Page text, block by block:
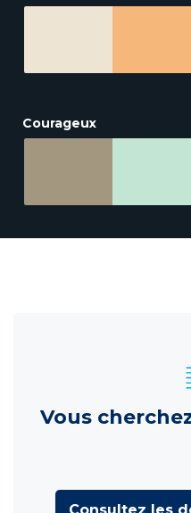
Courageux
Vous
Consultez les